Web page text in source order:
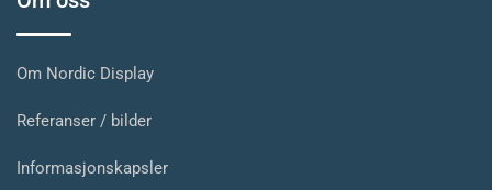
Om Nordic Display
Referanser / bilder
Informasjonskapsler